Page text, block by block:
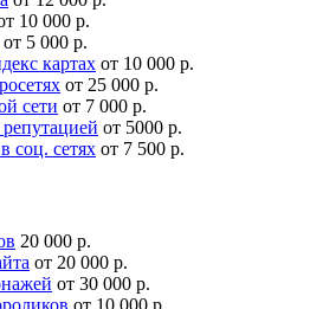
10 000 р.
от 5 000 р.
картах от 10 000 р.
от 25 000 р.
сети от 7 000 р.
от 5000 р.
соц. сетях от 7 500 р.
20 000 р.
от 20 000 р.
от 30 000 р.
от 10 000 р.